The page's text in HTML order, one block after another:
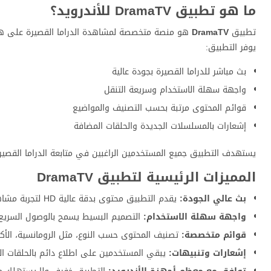
ما هو تطبيق DramaTV للأندرويد؟
تطبيق DramaTV هو منصة متخصصة لمشاهدة الدراما القصيرة على
يوفر التطبيق:
بث مباشر للدراما القصيرة بجودة عالية
واجهة سهلة الاستخدام وسريعة التنقل
قوائم المحتوى مرتبة بحسب التصنيف والمواضيع
إشعارات بالمسلسلات الجديدة والحلقات المضافة
يستهدف التطبيق جميع المستخدمين الراغبين في متابعة الدراما
المميزات الرئيسية لتطبيق DramaTV
بث عالي الجودة: يقدم التطبيق محتوى بدقة عالية HD لتجربة مشاهدة ممتعة دون تقطيع.
واجهة سهلة الاستخدام: التصميم البسيط يسمح بالوصول
قوائم متخصصة: تصنيف المحتوى حسب النوع، مثل الرومانسية،
إشعارات وتنبيهات: يبقي المستخدمين على اطلاع دائم بالحلقات